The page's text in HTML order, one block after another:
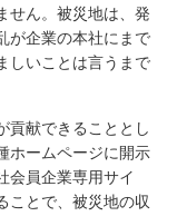
せん。被災地は、発
が企業の本社にまで
しいことは言うまで
貢献できることとし
ホームページに開示
会員企業専用サイ
ことで、被災地の収